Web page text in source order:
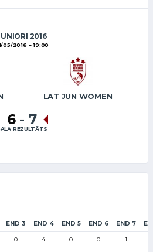
2016
05/2016 19:00
LAT JUN WOMEN
6 - 7
REZULTĀTS
END 3 END 4 END 5 END 6 END 7
0 4 0 0 1